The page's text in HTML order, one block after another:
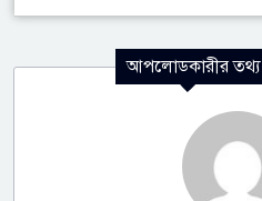
আপলোডকারীর তথ্য